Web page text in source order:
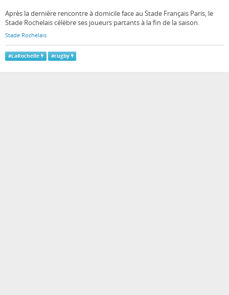
Après la dernière rencontre à domicile face au Stade Français Paris, le
Stade Rochelais célèbre ses joueurs partants à la fin de la saison.
Stade Rochelais
#LaRochelle #rugby